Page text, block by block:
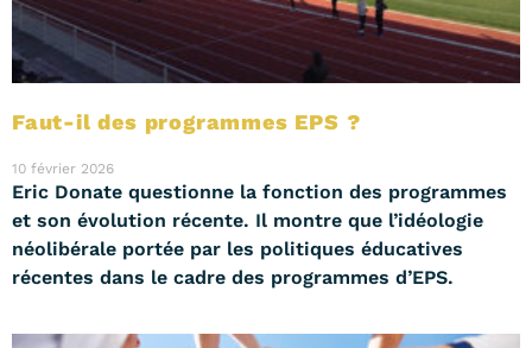
Faut-il des programmes EPS ?
10 février 2026
Eric Donate questionne la fonction des programmes
et son évolution récente. Il montre que l’idéologie
néolibérale portée par les politiques éducatives
récentes dans le cadre des programmes d’EPS.